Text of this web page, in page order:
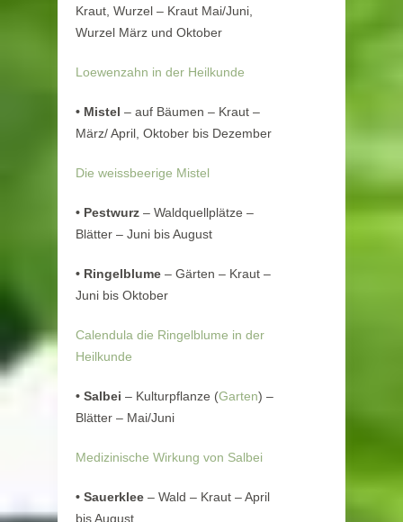
Kraut, Wurzel – Kraut Mai/Juni,
Wurzel März und Oktober
Loewenzahn in der Heilkunde
• Mistel – auf Bäumen – Kraut –
März/ April, Oktober bis Dezember
Die weissbeerige Mistel
• Pestwurz – Waldquellplätze –
Blätter – Juni bis August
• Ringelblume – Gärten – Kraut –
Juni bis Oktober
Calendula die Ringelblume in der
Heilkunde
• Salbei – Kulturpflanze (Garten) –
Blätter – Mai/Juni
Medizinische Wirkung von Salbei
• Sauerklee – Wald – Kraut – April
bis August